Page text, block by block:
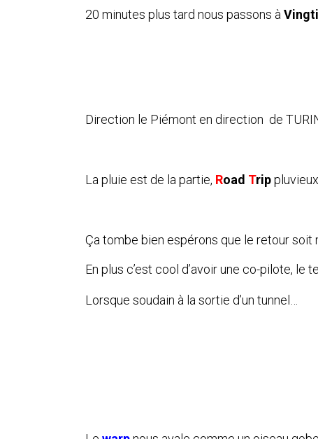
20 minutes plus tard nous passons à
Direction le Piémont en direction de
La pluie est de la partie, Road Trip
Ça tombe bien espérons que le retour soit
En plus c’est cool d’avoir une co-pilote, le
Lorsque soudain à la sortie d’un tunnel…